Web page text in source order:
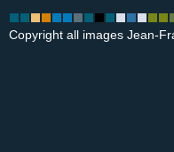
Copyright all images Jean-